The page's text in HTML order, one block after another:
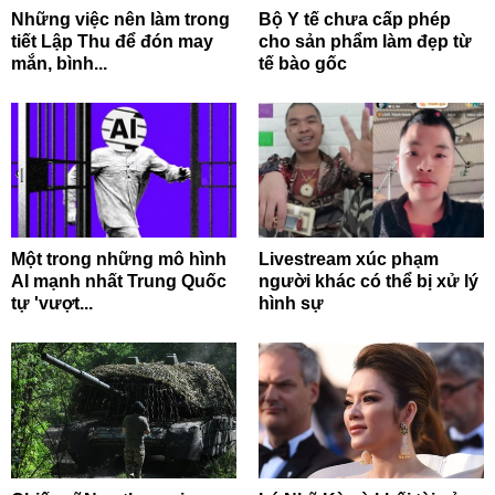
Những việc nên làm trong
tiết Lập Thu để đón may
mắn, bình...
Bộ Y tế chưa cấp phép
cho sản phẩm làm đẹp từ
tế bào gốc
Một trong những mô hình
AI mạnh nhất Trung Quốc
tự 'vượt...
Livestream xúc phạm
người khác có thể bị xử lý
hình sự